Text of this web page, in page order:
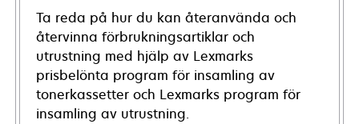
Ta reda på hur du kan återanvända och
återvinna förbrukningsartiklar och
utrustning med hjälp av Lexmarks
prisbelönta program för insamling av
tonerkassetter och Lexmarks program för
insamling av utrustning.